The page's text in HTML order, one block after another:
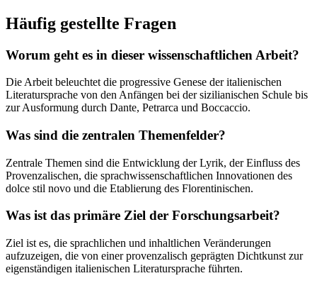
Häufig gestellte Fragen
Worum geht es in dieser wissenschaftlichen Arbeit?
Die Arbeit beleuchtet die progressive Genese der italienischen
Literatursprache von den Anfängen bei der sizilianischen Schule bis
zur Ausformung durch Dante, Petrarca und Boccaccio.
Was sind die zentralen Themenfelder?
Zentrale Themen sind die Entwicklung der Lyrik, der Einfluss des
Provenzalischen, die sprachwissenschaftlichen Innovationen des
dolce stil novo und die Etablierung des Florentinischen.
Was ist das primäre Ziel der Forschungsarbeit?
Ziel ist es, die sprachlichen und inhaltlichen Veränderungen
aufzuzeigen, die von einer provenzalisch geprägten Dichtkunst zur
eigenständigen italienischen Literatursprache führten.